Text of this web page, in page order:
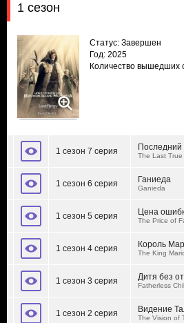
1 сезон
Статус: Завершен
Год: 2025
Количество вышедших
1 сезон 7 серия The Last True
1 сезон 6 серия Ганиеда
Ganieda
1 сезон 5 серия Цена
The Price of
1 сезон 4 серия Король
The King
1 сезон 3 серия Дитя без
Fatherless
1 сезон 2 серия Видение
The Vision of